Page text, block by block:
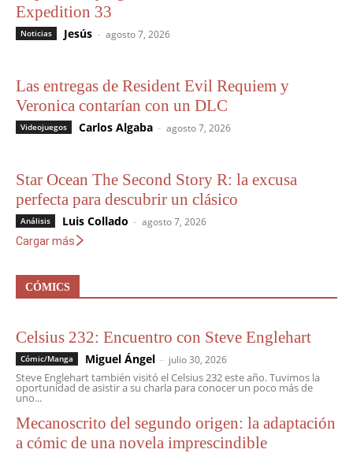
Expedition 33
Noticias Jesús - agosto 7, 2026
Las entregas de Resident Evil Requiem y
Veronica contarían con un DLC
Videojuegos Carlos Algaba - agosto 7, 2026
Star Ocean The Second Story R: la excusa
perfecta para descubrir un clásico
Análisis Luis Collado - agosto 7, 2026
Cargar más
CÓMICS
Celsius 232: Encuentro con Steve Englehart
Cómic/Manga Miguel Ángel - julio 30, 2026
Steve Englehart también visitó el Celsius 232 este año. Tuvimos la
oportunidad de asistir a su charla para conocer un poco más de
uno...
Mecanoscrito del segundo origen: la adaptación
a cómic de una novela imprescindible